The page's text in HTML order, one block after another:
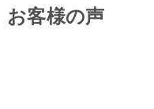
お客様の声